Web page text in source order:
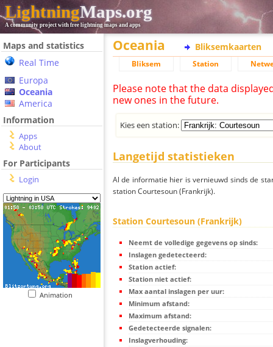
LightningMaps.org
A community project with free lightning maps and apps
Maps and statistics
Real Time
Europa
Oceania
America
Information
Apps
About
For Participants
Login
Animation
Oceania Bliksemkaarten
Bliksem Station
Please note that the data
new ones in the future.
Kies een station:
Langetijd statistieken
Al de informatie hier is vernieuwd sinds de
station Courtesoun (Frankrijk).
Station Courtesoun (Frankrijk)
Neemt de volledige gegevens op sinds:
Inslagen gedetecteerd:
Station actief:
Station niet actief:
Max aantal inslagen per uur:
Minimum afstand:
Maximum afstand:
Gedetecteerde signalen:
Inslagverhouding: